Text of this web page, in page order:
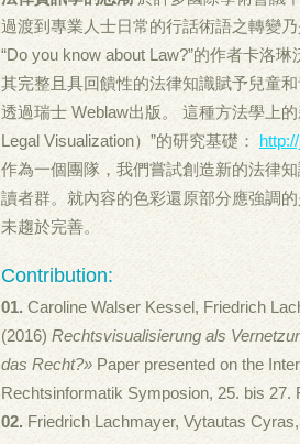
過渡到專業人士日常的行話術語之轉變
“Do you know about Law?”的作者卡洛
其完整且具回饋性的法律知識賦予兒童
透過瑞士 Weblaw出版。 這種方法學上
Legal Visualization）”的研究基礎：
作為一個團隊，我們嘗試創造新的法律
讀者群。就內容的色彩還原部分應強調
未趨於完善。
Contribution:
01. Caroline Walser Kessel, Friedrich
(2016) Rechtsvisualisierung als
das Recht?» Paper presented on the
Rechtsinformatik Symposion, 25. bis 27.
02. Friedrich Lachmayer, Vytautas